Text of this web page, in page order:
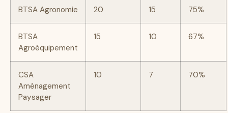
BTSA Agronomie 20 15 75%
BTSA
Agroéquipement
15 10 67%
CSA
Aménagement
Paysager
10 7 70%